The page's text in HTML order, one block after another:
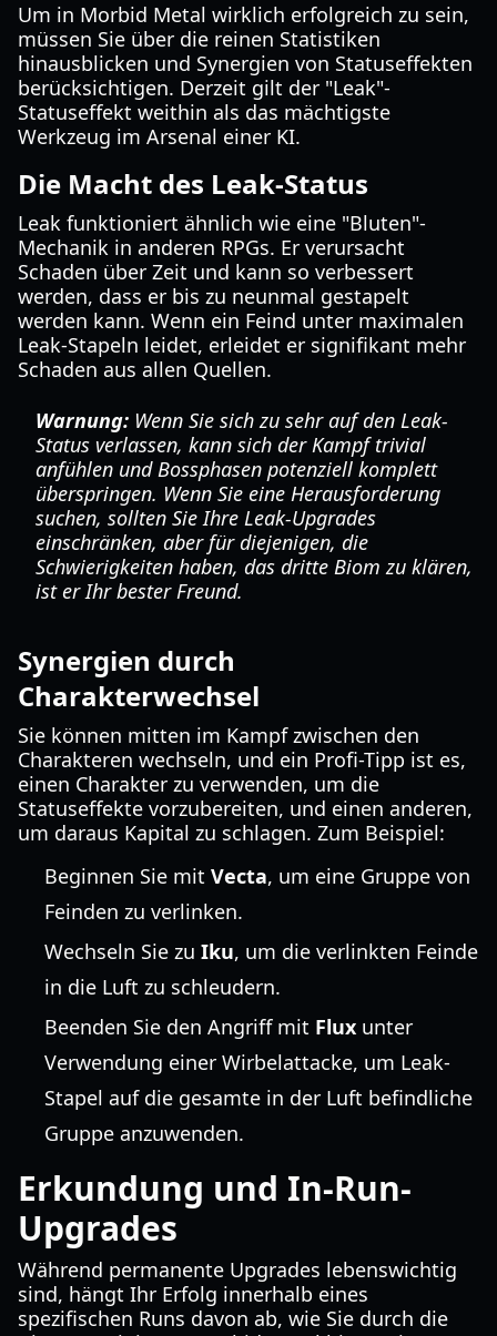
Um in Morbid Metal wirklich erfolgreich zu sein,
müssen Sie über die reinen Statistiken
hinausblicken und Synergien von Statuseffekten
berücksichtigen. Derzeit gilt der "Leak"-
Statuseffekt weithin als das mächtigste
Werkzeug im Arsenal einer KI.
Die Macht des Leak-Status
Leak funktioniert ähnlich wie eine "Bluten"-
Mechanik in anderen RPGs. Er verursacht
Schaden über Zeit und kann so verbessert
werden, dass er bis zu neunmal gestapelt
werden kann. Wenn ein Feind unter maximalen
Leak-Stapeln leidet, erleidet er signifikant mehr
Schaden aus allen Quellen.
Warnung: Wenn Sie sich zu sehr auf den Leak-
Status verlassen, kann sich der Kampf trivial
anfühlen und Bossphasen potenziell komplett
überspringen. Wenn Sie eine Herausforderung
suchen, sollten Sie Ihre Leak-Upgrades
einschränken, aber für diejenigen, die
Schwierigkeiten haben, das dritte Biom zu klären,
ist er Ihr bester Freund.
Synergien durch
Charakterwechsel
Sie können mitten im Kampf zwischen den
Charakteren wechseln, und ein Profi-Tipp ist es,
einen Charakter zu verwenden, um die
Statuseffekte vorzubereiten, und einen anderen,
um daraus Kapital zu schlagen. Zum Beispiel:
Beginnen Sie mit Vecta, um eine Gruppe von
Feinden zu verlinken.
Wechseln Sie zu Iku, um die verlinkten Feinde
in die Luft zu schleudern.
Beenden Sie den Angriff mit Flux unter
Verwendung einer Wirbelattacke, um Leak-
Stapel auf die gesamte in der Luft befindliche
Gruppe anzuwenden.
Erkundung und In-Run-
Upgrades
Während permanente Upgrades lebenswichtig
sind, hängt Ihr Erfolg innerhalb eines
spezifischen Runs davon ab, wie Sie durch die